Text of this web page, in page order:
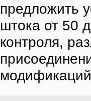
предложить
штока от 50
контроля,